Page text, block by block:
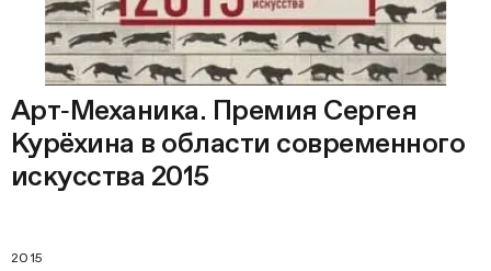
Арт‑Механика. Премия Сергея
Курёхина в области современного
искусства 2015
2015